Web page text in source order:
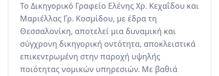
Το Δικηγορικό Γραφείο Ελένης Χρ. Κεχαΐδου και
Μαριέλλας Γρ. Κοσμίδου, με έδρα τη
Θεσσαλονίκη, αποτελεί μια δυναμική και
σύγχρονη δικηγορική οντότητα, αποκλειστικά
επικεντρωμένη στην παροχή υψηλής
ποιότητας νομικών υπηρεσιών. Με βαθιά